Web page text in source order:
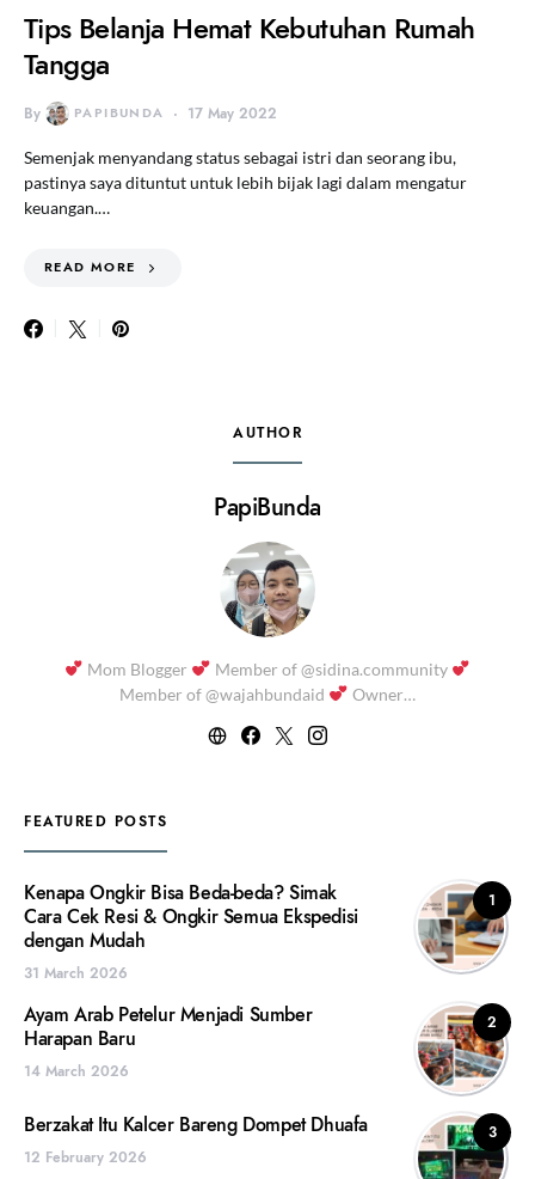
Tips Belanja Hemat Kebutuhan Rumah
Tangga
By PAPIBUNDA 17 May 2022
Semenjak menyandang status sebagai istri dan seorang ibu,
pastinya saya dituntut untuk lebih bijak lagi dalam mengatur
keuangan.…
READ MORE
AUTHOR
PapiBunda
Mom Blogger
Member of @sidina.community
Member of @wajahbundaid
Owner…
FEATURED POSTS
1
Kenapa Ongkir Bisa Beda-beda? Simak
Cara Cek Resi & Ongkir Semua Ekspedisi
dengan Mudah
31 March 2026
2
Ayam Arab Petelur Menjadi Sumber
Harapan Baru
14 March 2026
3
Berzakat Itu Kalcer Bareng Dompet Dhuafa
12 February 2026